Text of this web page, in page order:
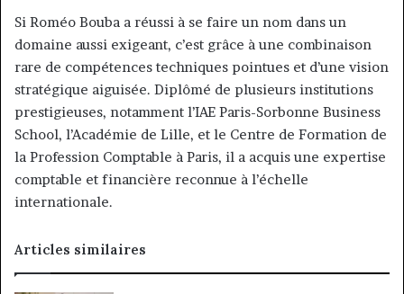
Si Roméo Bouba a réussi à se faire un nom dans un
domaine aussi exigeant, c’est grâce à une combinaison
rare de compétences techniques pointues et d’une vision
stratégique aiguisée. Diplômé de plusieurs institutions
prestigieuses, notamment l’IAE Paris-Sorbonne Business
School, l’Académie de Lille, et le Centre de Formation de
la Profession Comptable à Paris, il a acquis une expertise
comptable et financière reconnue à l’échelle
internationale.
Articles similaires